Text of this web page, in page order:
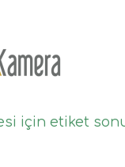
için etiket